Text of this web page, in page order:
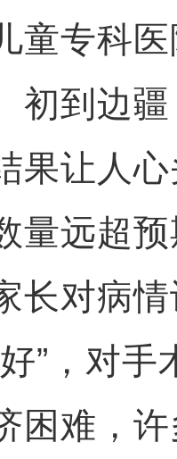
童专科
初到边
果让人
量远超
长对病
”，对
困难，